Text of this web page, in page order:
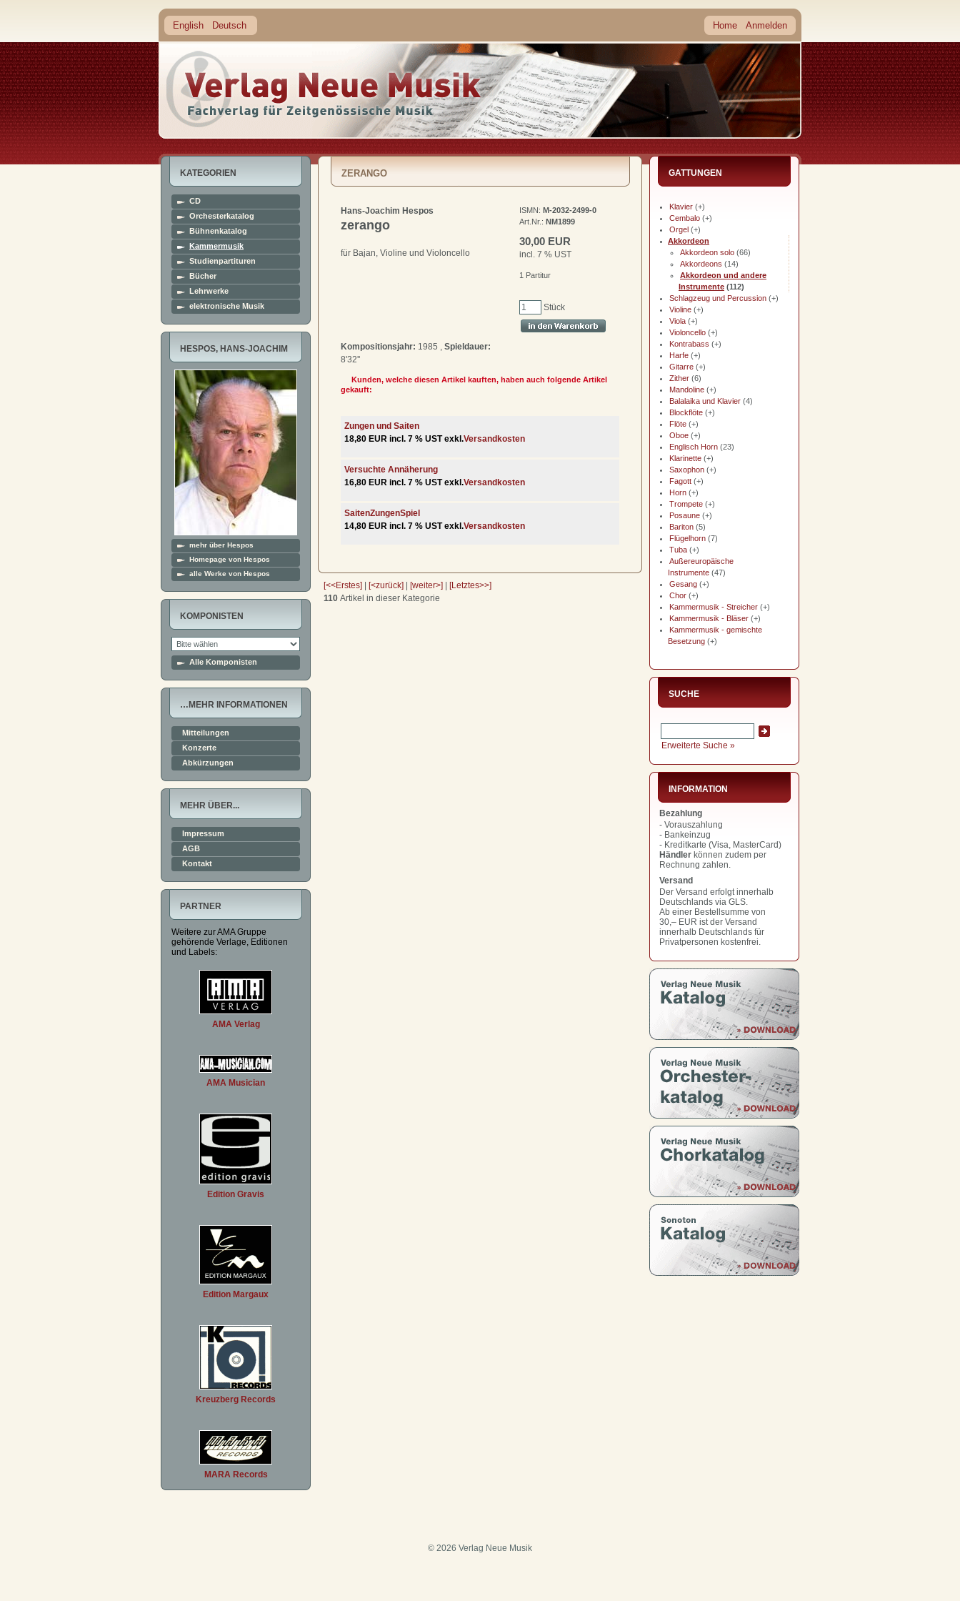
English Deutsch Home Anmelden
KATEGORIEN
CD
Orchesterkatalog
Bühnenkatalog
Kammermusik
Studienpartituren
Bücher
Lehrwerke
elektronische Musik
HESPOS, HANS-JOACHIM
mehr über Hespos
Homepage von Hespos
alle Werke von Hespos
KOMPONISTEN
Alle Komponisten
…MEHR INFORMATIONEN
Mitteilungen
Konzerte
Abkürzungen
MEHR ÜBER...
Impressum
AGB
Kontakt
PARTNER
Weitere zur AMA Gruppe
gehörende Verlage, Editionen
und Labels:
AMA Verlag
AMA Musician
Edition Gravis
Edition Margaux
Kreuzberg Records
MARA Records
GATTUNGEN
Klavier (+)
Cembalo (+)
Orgel (+)
Akkordeon
Akkordeon solo (66)
Akkordeons (14)
Akkordeon und andere
Instrumente (112)
Schlagzeug und Percussion (+)
Violine (+)
Viola (+)
Violoncello (+)
Kontrabass (+)
Harfe (+)
Gitarre (+)
Zither (6)
Mandoline (+)
Balalaika und Klavier (4)
Blockflöte (+)
Flöte (+)
Oboe (+)
Englisch Horn (23)
Klarinette (+)
Saxophon (+)
Fagott (+)
Horn (+)
Trompete (+)
Posaune (+)
Bariton (5)
Flügelhorn (7)
Tuba (+)
Außereuropäische
Instrumente (47)
Gesang (+)
Chor (+)
Kammermusik - Streicher (+)
Kammermusik - Bläser (+)
Kammermusik - gemischte
Besetzung (+)
SUCHE
Erweiterte Suche »
INFORMATION
Bezahlung
- Vorauszahlung
- Bankeinzug
- Kreditkarte (Visa, MasterCard)
Händler können zudem per
Rechnung zahlen.
Versand
Der Versand erfolgt innerhalb
Deutschlands via GLS.
Ab einer Bestellsumme von
30,– EUR ist der Versand
innerhalb Deutschlands für
Privatpersonen kostenfrei.
ZERANGO
Hans-Joachim Hespos
zerango
für Bajan, Violine und Violoncello
ISMN: M-2032-2499-0
Art.Nr.: NM1899
30,00 EUR
incl. 7 % UST
1 Partitur
Stück
Kompositionsjahr: 1985 , Spieldauer:
8'32''
Kunden, welche diesen Artikel kauften, haben auch folgende Artikel
gekauft:
Zungen und Saiten
18,80 EUR incl. 7 % UST exkl.Versandkosten
Versuchte Annäherung
16,80 EUR incl. 7 % UST exkl.Versandkosten
SaitenZungenSpiel
14,80 EUR incl. 7 % UST exkl.Versandkosten
[<<Erstes] | [<zurück] | [weiter>] | [Letztes>>]
110 Artikel in dieser Kategorie
© 2026 Verlag Neue Musik